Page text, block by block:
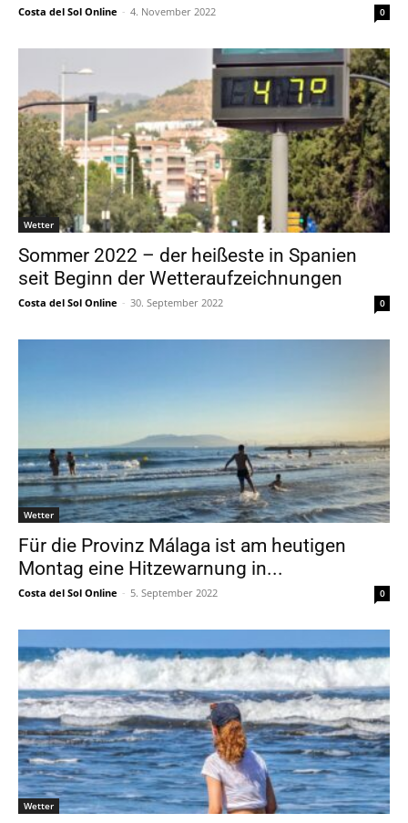
Costa del Sol Online - 4. November 2022 0
Wetter
Sommer 2022 – der heißeste in Spanien
seit Beginn der Wetteraufzeichnungen
Costa del Sol Online - 30. September 2022 0
Wetter
Für die Provinz Málaga ist am heutigen
Montag eine Hitzewarnung in...
Costa del Sol Online - 5. September 2022 0
Wetter